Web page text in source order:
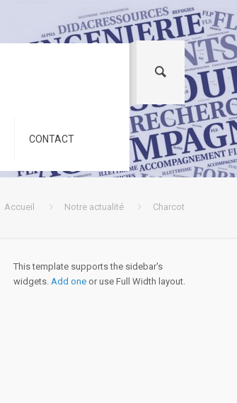
CONTACT
Accueil Notre actualité Charcot
This template supports the sidebar's
widgets. Add oneor use Full Width layout.